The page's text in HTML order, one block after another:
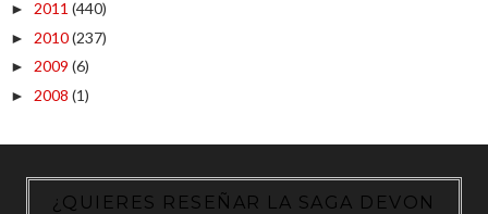
► 2011 (440)
► 2010(237)
► 2009 (6)
► 2008 (1)
¿QUIERES RESEÑAR LA SAGA DEVON